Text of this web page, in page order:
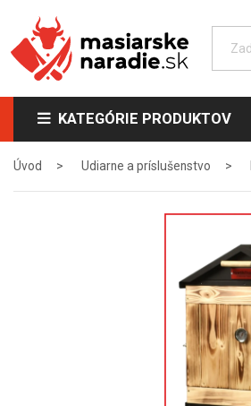
KATEGÓRIE PRODUKTOV
Úvod Udiarne a príslušenstvo